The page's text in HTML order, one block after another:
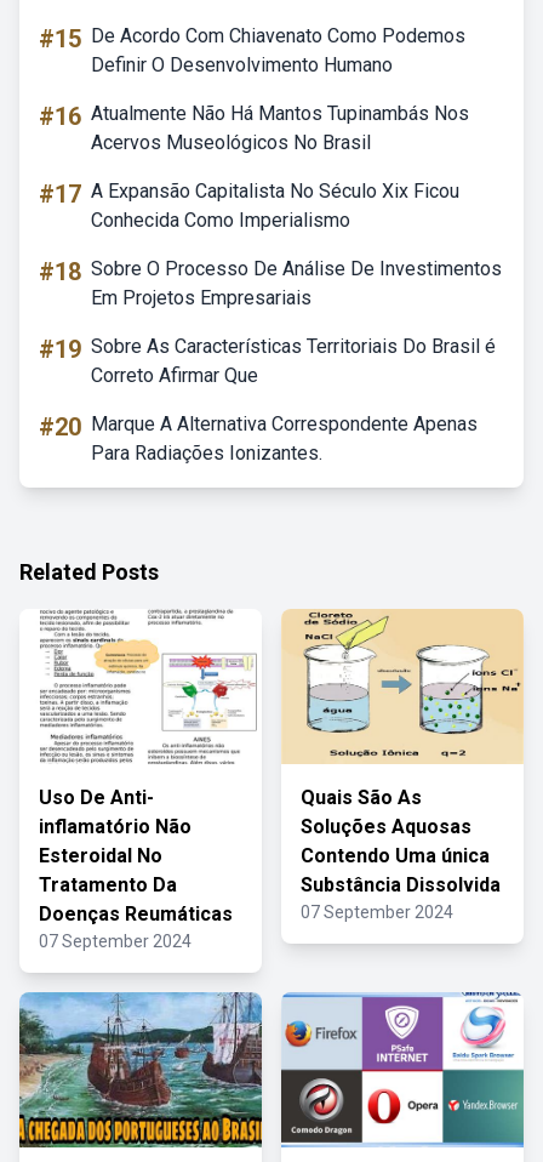
#15 De Acordo Com Chiavenato Como Podemos
Definir O Desenvolvimento Humano
#16 Atualmente Não Há Mantos Tupinambás Nos
Acervos Museológicos No Brasil
#17 A Expansão Capitalista No Século Xix Ficou
Conhecida Como Imperialismo
#18 Sobre O Processo De Análise De Investimentos
Em Projetos Empresariais
#19 Sobre As Características Territoriais Do Brasil é
Correto Afirmar Que
#20 Marque A Alternativa Correspondente Apenas
Para Radiações Ionizantes.
Related Posts
Uso De Anti-
inflamatório Não
Esteroidal No
Tratamento Da
Doenças Reumáticas
07 September 2024
Quais São As
Soluções Aquosas
Contendo Uma única
Substância Dissolvida
07 September 2024